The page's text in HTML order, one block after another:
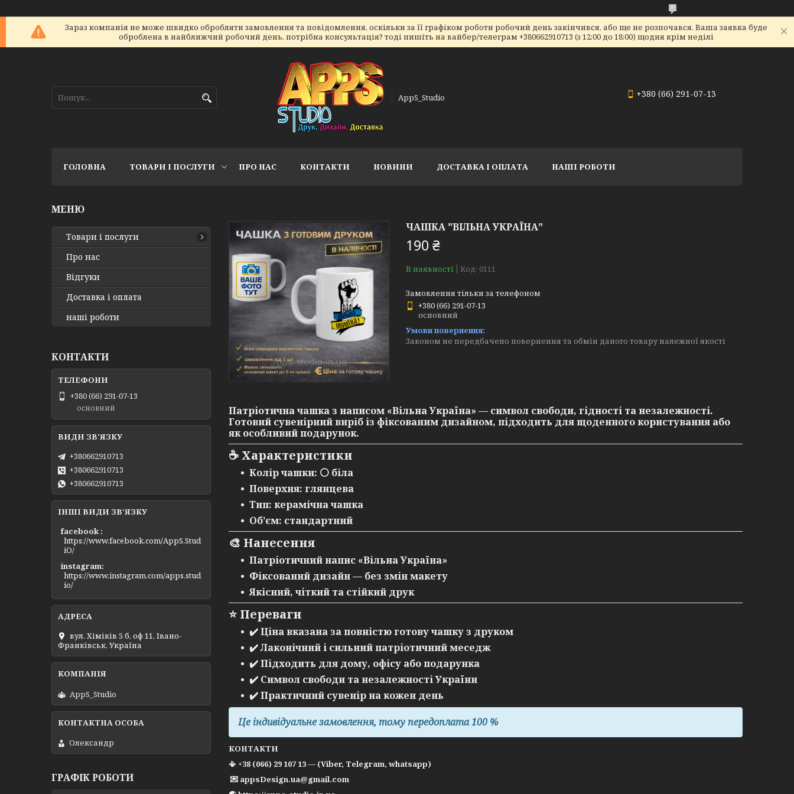
Зараз компанія не може швидко обробляти замовлення та повідомлення, оскільки за її графіком роботи робочий день закінчився, або ще не розпочався. Ваша заявка буде
оброблена в найближчий робочий день. потрібна консультація? тоді пишіть на вайбер/телеграм +380662910713 (з 12:00 до 18:00) щодня крім неділі
AppS_Studio +380 (66) 291-07-13
ГОЛОВНА ТОВАРИ І ПОСЛУГИ ПРО НАС КОНТАКТИ НОВИНИ ДОСТАВКА І ОПЛАТА НАШІ РОБОТИ
ЧАШКА "ВІЛЬНА УКРАЇНА"
190 ₴
В наявності Код: 0111
Замовлення тільки за телефоном
+380 (66) 291-07-13
основний
Законом не передбачено повернення та обмін даного товару належної якості
Патріотичначашка з написом «Вільна Україна» — символ свободи, гідності та незалежності.
Готовий сувенірний виріб із фіксованим дизайном, підходить для щоденного користування або
як особливий подарунок.
☕Характеристики
Колір чашки: ⚪ біла
Поверхня: глянцева
Тип: керамічна чашка
Об’єм: стандартний
🎨 Нанесення
Патріотичний напис «Вільна Україна»
Фіксований дизайн — без змін макету
Якісний, чіткий та стійкий друк
⭐Переваги
✔️ Ціна вказаназа повністю готову чашку з друком
✔️ Лаконічний і сильний патріотичний меседж
✔️ Підходить для дому, офісу або подарунка
✔️ Символ свободи та незалежності України
✔️ Практичний сувенір на кожен день
Це індивідуальне замовлення, тому передоплата 100 %
КОНТАКТИ
📳 +38 (066) 29 107 13 — (Viber, Telegram, whatsapp)
💌 appsDesign.ua@gmail.com
Товари і послуги
Про нас
Відгуки
Доставка і оплата
наші роботи
КОНТАКТИ
+380 (66) 291-07-13
основний
+380662910713
+380662910713
+380662910713
ІНШІ ВИДИ ЗВ'ЯЗКУ
facebook
https://www.facebook.com/AppS.Stud
iO/
instagram
https://www.instagram.com/apps.stud
io/
вул. Хіміків 5 б, оф 11, Івано-
Франківськ, Україна
AppS_Studio
Олександр
ГРАФІК РОБОТИ